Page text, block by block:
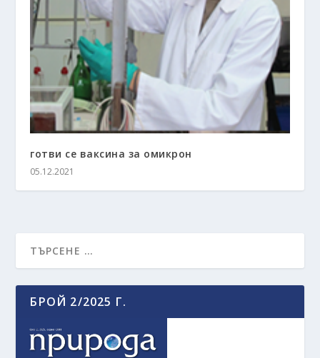
готви се ваксина за омикрон
05.12.2021
БРОЙ 2/2025 Г.